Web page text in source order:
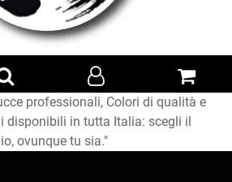
professionali, Colori di qualità e
disponibili in tutta Italia: scegli il
ovunque tu sia."